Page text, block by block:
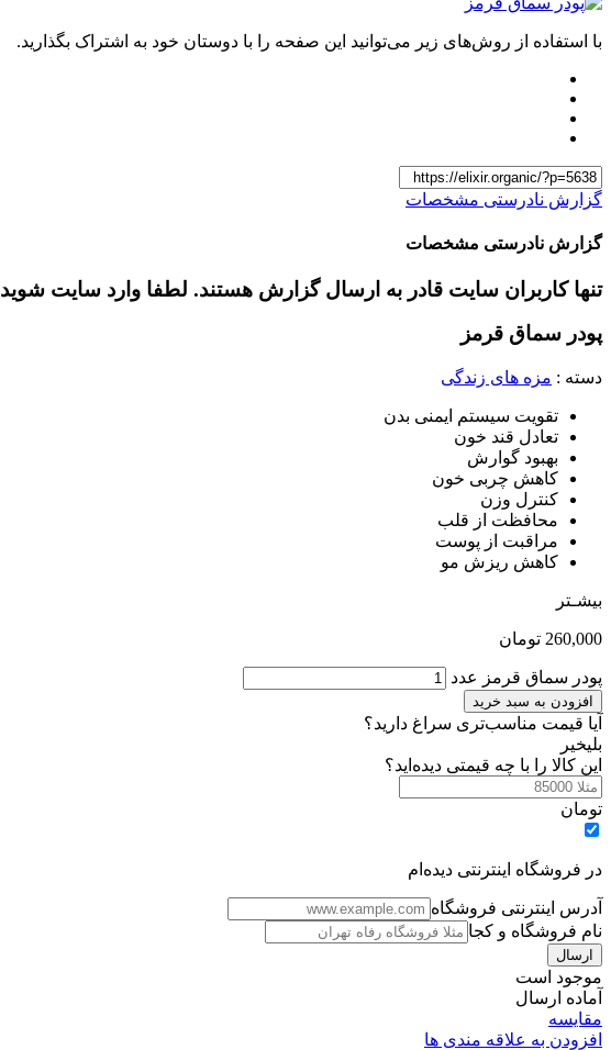
با استفاده از روش‌های زیر می‌توانید این صفحه را با دوستان خود به اشتراک بگذارید.
گزارش نادرستی مشخصات
گزارش نادرستی مشخصات
تنها کاربران سایت قادر به ارسال گزارش هستند. لطفا وارد سایت شوید
پودر سماق قرمز
دسته : مزه های زندگی
تقویت سیستم ایمنی بدن
تعادل قند خون
بهبود گوارش
کاهش چربی خون
کنترل وزن
محافظت از قلب
مراقبت از پوست
کاهش ریزش مو
بیشـتر
260,000 تومان
پودر سماق قرمز عدد
افزودن به سبد خرید
آیا قیمت مناسب‌تری سراغ دارید؟
بلیخیر
این کالا را با چه قیمتی دیده‌اید؟
تومان
در فروشگاه اینترنتی دیده‌ام
آدرس اینترنتی فروشگاه
نام فروشگاه و کجا
موجود است
آماده ارسال
مقایسه
افزودن به علاقه مندی ها